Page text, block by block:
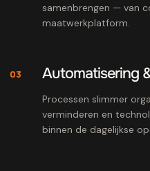
samenbrengen — van
maatwerkplatform.
03 Automatisering
Processen slimmer
verminderen en
binnen de dagelijkse